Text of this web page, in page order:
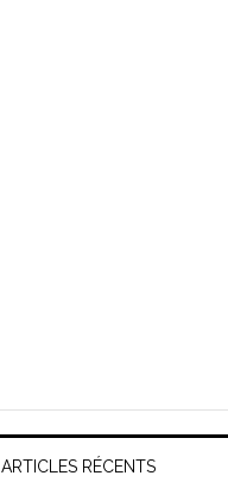
ARTICLES RÉCENTS